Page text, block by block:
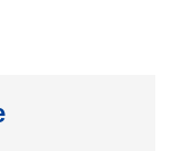
tugaimid barántas
Níl an